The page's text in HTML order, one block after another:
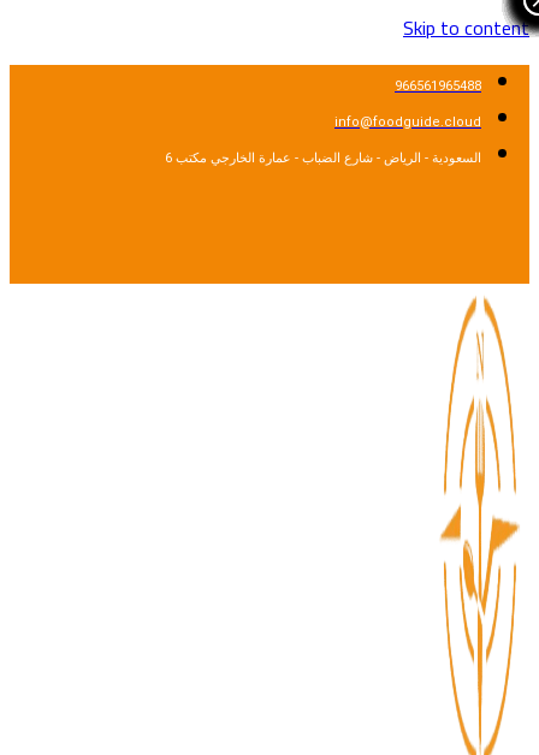
Skip to
966561965488
info@foodguide.cloud
السعودية - الرياض - شارع الضباب - عمارة الخارجي مكتب 6